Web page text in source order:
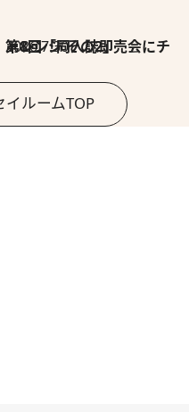
2026.7.30
第8回「同人誌即売会にチャレンジ その2」
ルームTOP